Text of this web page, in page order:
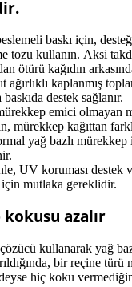
baskı için,
tozu kullanın. Aksi
ötürü kağıdın
ağırlıklı kaplanmış
destek sağlanır.
emici olmayan
mürekkep kağıttan
yağ bazlı mürekkep
UV koruması destek
mutlaka gereklidir.
azalır
kullanarak yağ
bir reçine
hiç koku